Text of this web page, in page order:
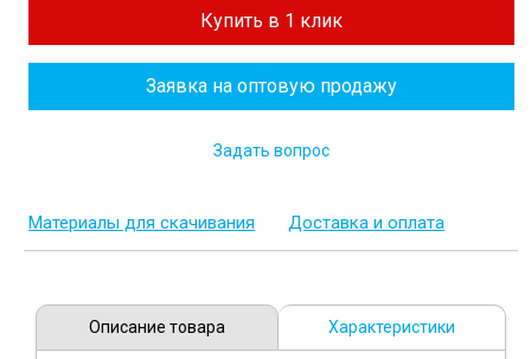
Купить в 1 клик
Заявка на оптовую продажу
Задать вопрос
Материалы для скачивания Доставка и оплата
Описание товара Характеристики